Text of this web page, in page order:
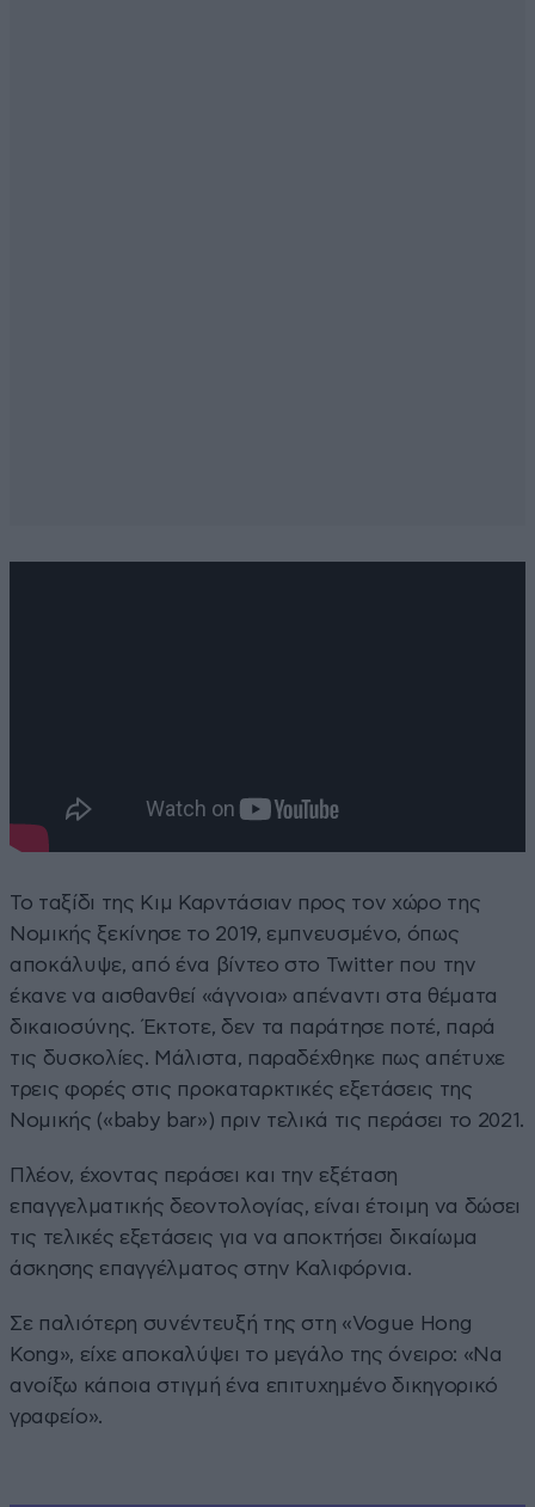
Το ταξίδι της Κιμ Καρντάσιαν προς τον χώρο της
Νομικής ξεκίνησε το 2019, εμπνευσμένο, όπως
αποκάλυψε, από ένα βίντεο στο Twitter που την
έκανε να αισθανθεί «άγνοια» απέναντι στα θέματα
δικαιοσύνης. Έκτοτε, δεν τα παράτησε ποτέ, παρά
τις δυσκολίες. Μάλιστα, παραδέχθηκε πως απέτυχε
τρεις φορές στις προκαταρκτικές εξετάσεις της
Νομικής («baby bar») πριν τελικά τις περάσει το 2021.
Πλέον, έχοντας περάσει και την εξέταση
επαγγελματικής δεοντολογίας, είναι έτοιμη να δώσει
τις τελικές εξετάσεις για να αποκτήσει δικαίωμα
άσκησης επαγγέλματος στην Καλιφόρνια.
Σε παλιότερη συνέντευξή της στη «Vogue Hong
Kong», είχε αποκαλύψει το μεγάλο της όνειρο: «Να
ανοίξω κάποια στιγμή ένα επιτυχημένο δικηγορικό
γραφείο».